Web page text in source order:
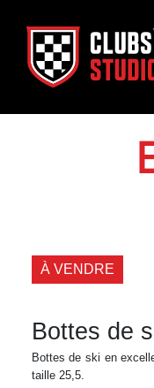
À VENDRE
Bottes de
Bottes de ski en
taille 25,5.